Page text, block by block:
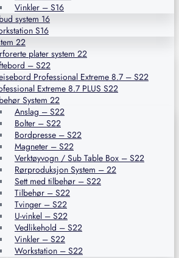
Vinkler – S16
system 16
S16
22
plater system 22
– S22
Professional Extreme 8.7 – S22
Extreme 8.7 PLUS S22
System 22
Anslag – S22
Bolter – S22
Bordpresse – S22
Magneter – S22
Verktøyvogn / Sub Table Box – S22
Rørproduksjon System – 22
Sett med tilbehør – S22
Tilbehør – S22
Tvinger – S22
U-vinkel – S22
Vedlikehold – S22
Vinkler – S22
Workstation – S22